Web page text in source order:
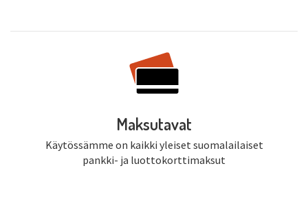
Maksutavat
Käytössämme on kaikki yleiset suomalailaiset
pankki- ja luottokorttimaksut